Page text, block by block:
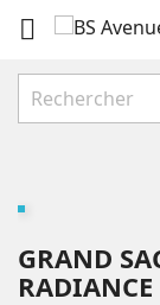

GRAND
RADIANCE